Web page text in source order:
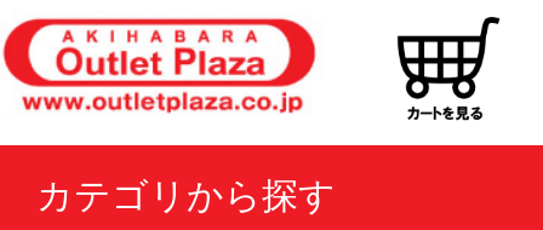
カテゴリから探す